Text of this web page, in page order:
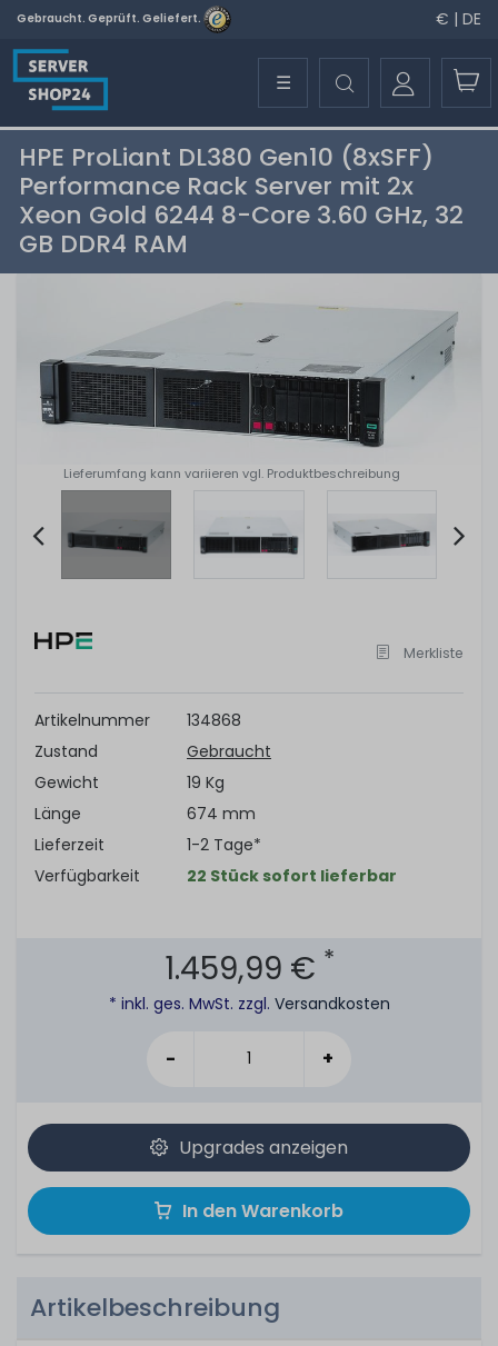
Gebraucht. Geprüft. Geliefert. € | DE
☰
HPE ProLiant DL380 Gen10 (8xSFF)
Performance Rack Server mit 2x
Xeon Gold 6244 8-Core 3.60 GHz, 32
GB DDR4 RAM
Lieferumfang kann variieren vgl. Produktbeschreibung
of
Merkliste
Artikelnummer
134868
Zustand
Gebraucht
Gewicht
19 Kg
Länge
674 mm
Lieferzeit
1-2 Tage*
Verfügbarkeit
22 Stück sofort lieferbar
1.459,99 € *
* inkl. ges. MwSt. zzgl. Versandkosten
- +
Upgrades anzeigen
In den Warenkorb
Artikelbeschreibung